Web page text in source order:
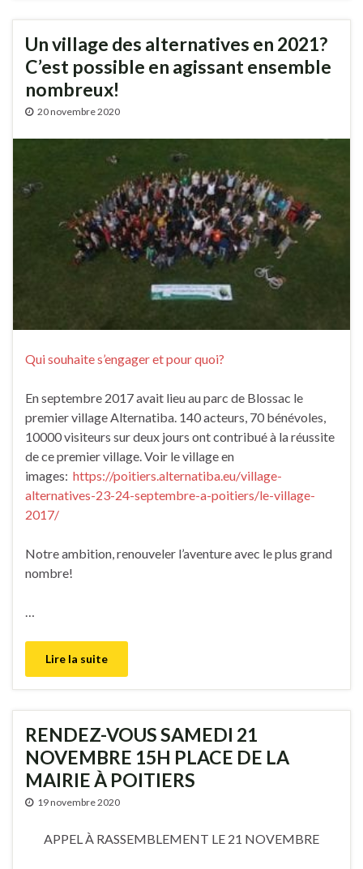
Un village des alternatives en 2021?
C’est possible en agissant ensemble
nombreux!
20 novembre 2020
Qui souhaite s’engager et pour quoi?
En septembre 2017 avait lieu au parc de Blossac le
premier village Alternatiba. 140 acteurs, 70 bénévoles,
10000 visiteurs sur deux jours ont contribué à la réussite
de ce premier village. Voir le village en
images: https://poitiers.alternatiba.eu/village-
alternatives-23-24-septembre-a-poitiers/le-village-
2017/
Notre ambition, renouveler l’aventure avec le plus grand
nombre!
…
Lire la suite
RENDEZ-VOUS SAMEDI 21
NOVEMBRE 15H PLACE DE LA
MAIRIE À POITIERS
19 novembre 2020
APPEL À RASSEMBLEMENT LE 21 NOVEMBRE